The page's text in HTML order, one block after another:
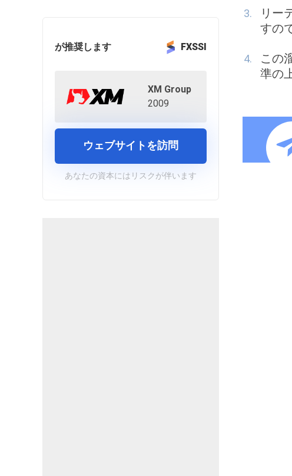
が推奨します FXSSI
XM Group
2009
ウェブサイトを訪問
あなたの資本にはリスクが伴います
リー
すの
この
準の